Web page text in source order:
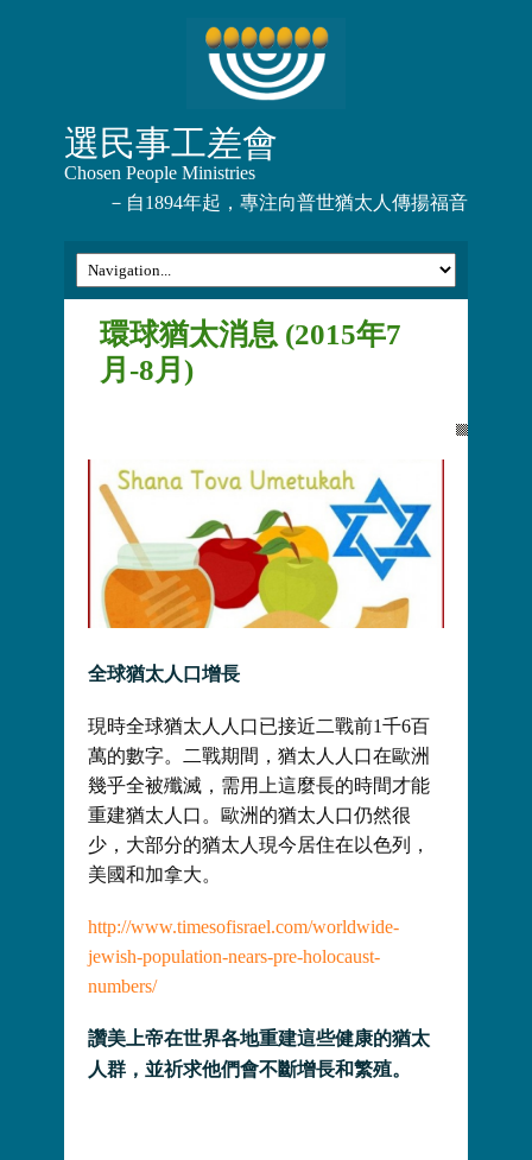
選民事工差會
Chosen People Ministries
－自1894年起，專注向普世猶太人傳揚福音
環球猶太消息 (2015年7
月-8月)
全球猶太人口增長
現時全球猶太人人口已接近二戰前1千6百
萬的數字。二戰期間，猶太人人口在歐洲
幾乎全被殲滅，需用上這麼長的時間才能
重建猶太人口。歐洲的猶太人口仍然很
少，大部分的猶太人現今居住在以色列，
美國和加拿大。
http://www.timesofisrael.com/worldwide-
jewish-population-nears-pre-holocaust-
numbers/
讚美上帝在世界各地重建這些健康的猶太
人群，並祈求他們會不斷增長和繁殖。